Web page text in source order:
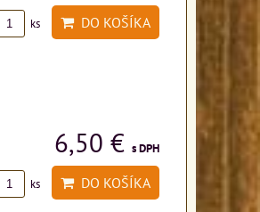
ks DO KOŠÍKA
6,50 € s DPH
ks DO KOŠÍKA